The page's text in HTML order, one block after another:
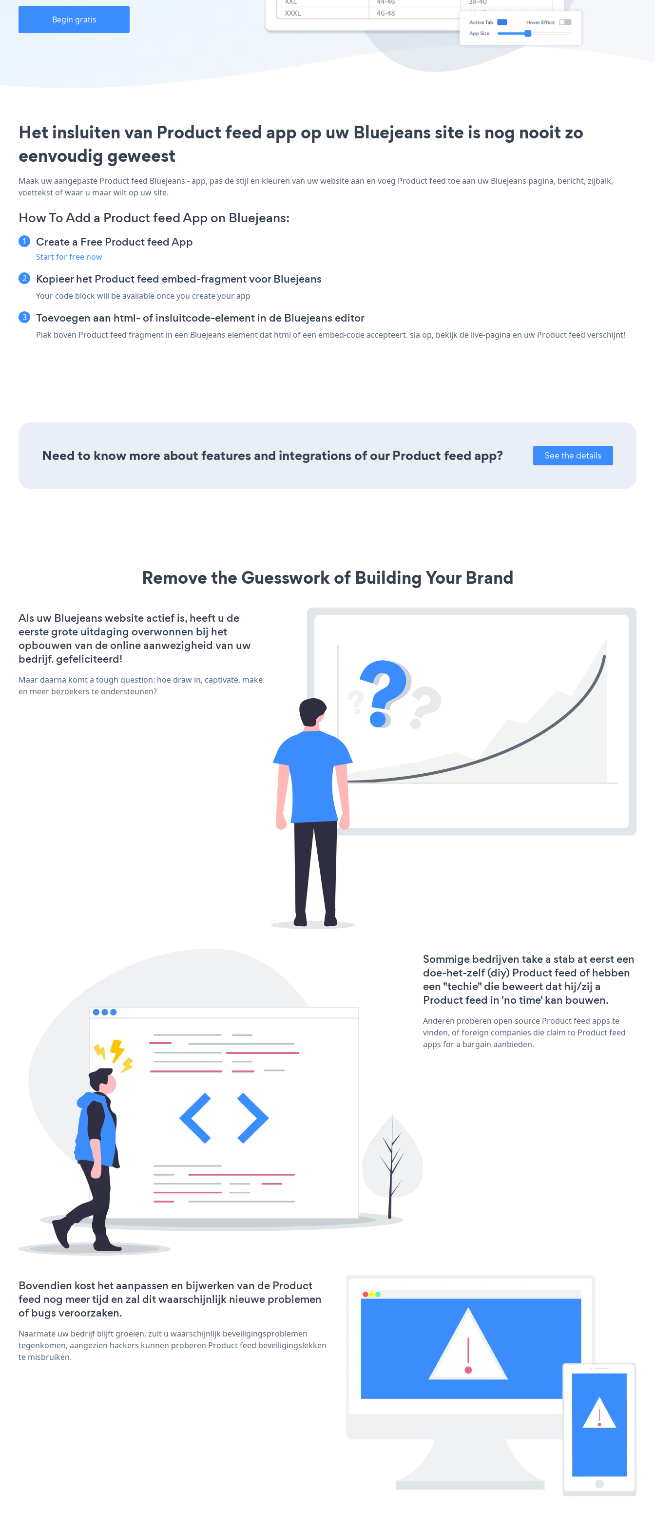
Begin gratis
Het insluiten van Product feed app op uw Bluejeans site is nog nooit zo
eenvoudig geweest
Maak uw aangepaste Product feed Bluejeans - app, pas de stijl en kleuren van uw website aan en voeg Product feed toe aan uw Bluejeans pagina, bericht, zijbalk,
voettekst of waar u maar wilt op uw site.
How To Add a Product feed App on Bluejeans:
Create a Free Product feed App
Start for free now
Kopieer het Product feed embed-fragment voor Bluejeans
Your code block will be available once you create your app
Toevoegen aan html- of insluitcode-element in de Bluejeans editor
Plak boven Product feed fragment in een Bluejeans element dat html of een embed-code accepteert. sla op, bekijk de live-pagina en uw Product feed verschijnt!
Need to know more about features and integrations of our Product feed app? See the details
Remove the Guesswork of Building Your Brand
Als uw Bluejeans website actief is, heeft u de
eerste grote uitdaging overwonnen bij het
opbouwen van de online aanwezigheid van uw
bedrijf. gefeliciteerd!
Maar daarna komt a tough question: hoe draw in, captivate, make
en meer bezoekers te ondersteunen?
Sommige bedrijven take a stab at eerst een
doe-het-zelf (diy) Product feed of hebben
een "techie" die beweert dat hij/zij a
Product feed in 'no time' kan bouwen.
Anderen proberen open source Product feed apps te
vinden, of foreign companies die claim to Product feed
apps for a bargain aanbieden.
Bovendien kost het aanpassen en bijwerken van de Product
feed nog meer tijd en zal dit waarschijnlijk nieuwe problemen
of bugs veroorzaken.
Naarmate uw bedrijf blijft groeien, zult u waarschijnlijk beveiligingsproblemen
tegenkomen, aangezien hackers kunnen proberen Product feed beveiligingslekken
te misbruiken.